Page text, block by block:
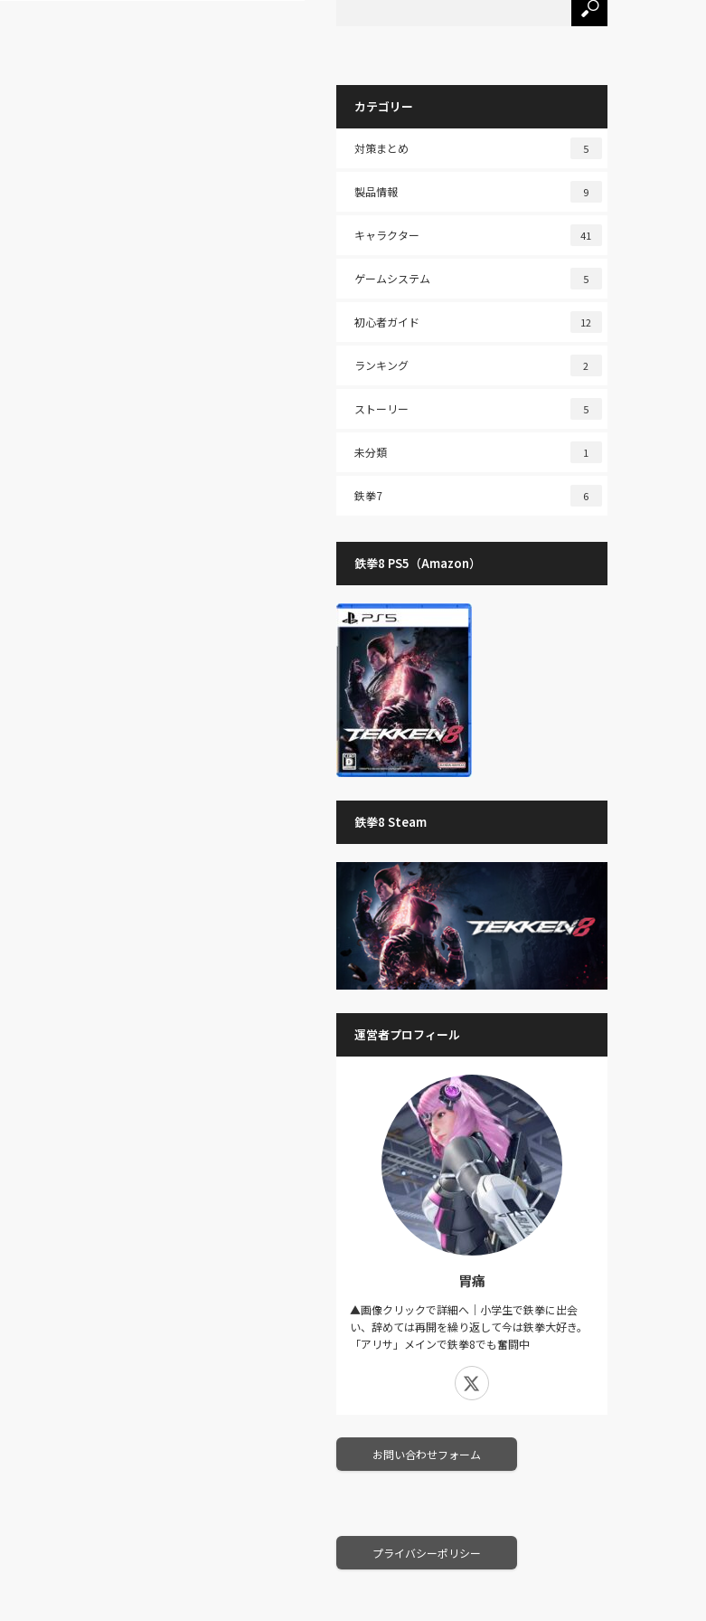
カテゴリー
対策まとめ 5
製品情報 9
キャラクター 41
ゲームシステム 5
初心者ガイド 12
ランキング 2
ストーリー 5
未分類 1
鉄拳7 6
鉄拳8 PS5（Amazon）
鉄拳8 Steam
運営者プロフィール
胃痛
▲画像クリックで詳細へ｜小学生で鉄拳に出会
い、辞めては再開を繰り返して今は鉄拳大好き。
「アリサ」メインで鉄拳8でも奮闘中
お問い合わせフォーム
プライバシーポリシー